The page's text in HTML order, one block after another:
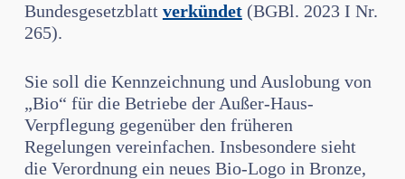
Bundesgesetzblatt verkündet(BGBl. 2023 I Nr.
265).
Sie soll die Kennzeichnung und Auslobung von
„Bio“ für die Betriebe der Außer-Haus-
Verpflegung gegenüber den früheren
Regelungen vereinfachen. Insbeson­dere sieht
die Verordnung ein neues Bio-Logo in Bronze,